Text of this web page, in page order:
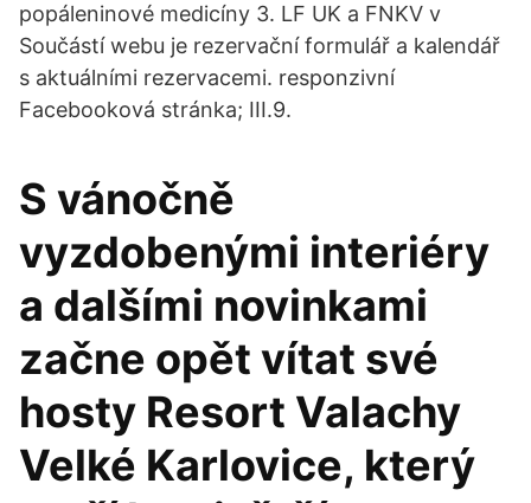
popáleninové medicíny 3. LF UK a FNKV v
Součástí webu je rezervační formulář a kalendář
s aktuálními rezervacemi. responzivní
Facebooková stránka; III.9.
S vánočně
vyzdobenými interiéry
a dalšími novinkami
začne opět vítat své
hosty Resort Valachy
Velké Karlovice, který